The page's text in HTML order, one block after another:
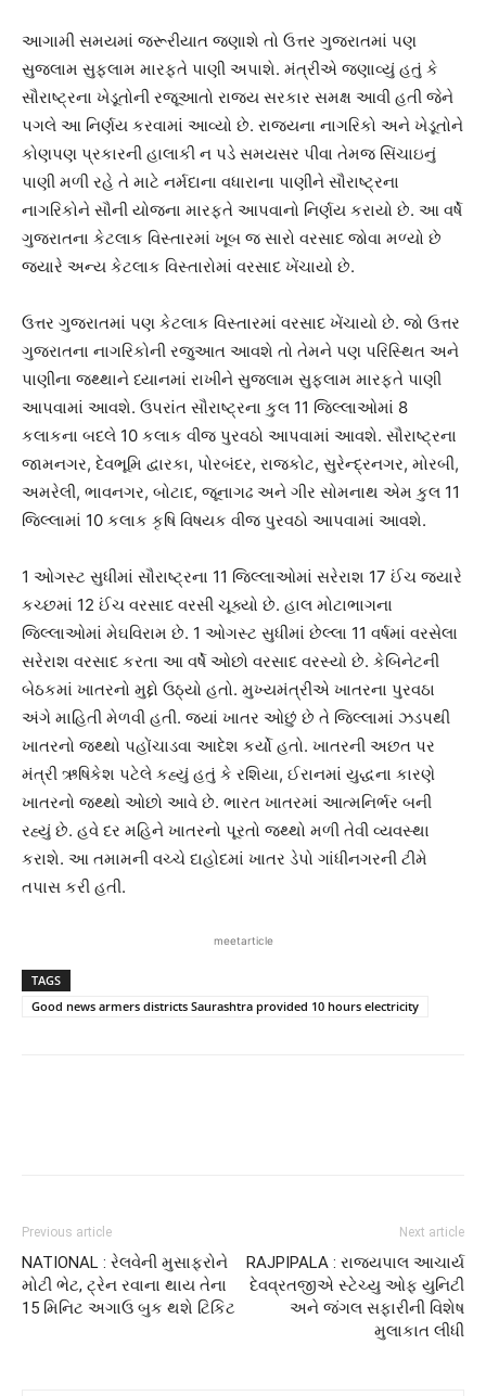
આગામી સમયમાં જરૂરીયાત જણાશે તો ઉત્તર ગુજરાતમાં પણ
સુજલામ સુફલામ મારફતે પાણી અપાશે. મંત્રીએ જણાવ્યું હતું કે
સૌરાષ્ટ્રના ખેડૂતોની રજૂઆતો રાજ્ય સરકાર સમક્ષ આવી હતી જેને
પગલે આ નિર્ણય કરવામાં આવ્યો છે. રાજ્યના નાગરિકો અને ખેડૂતોને
કોણપણ પ્રકારની હાલાકી ન પડે સમયસર પીવા તેમજ સિંચાઇનું
પાણી મળી રહે તે માટે નર્મદાના વધારાના પાણીને સૌરાષ્ટ્રના
નાગરિકોને સૌની યોજના મારફતે આપવાનો નિર્ણય કરાયો છે. આ વર્ષે
ગુજરાતના કેટલાક વિસ્તારમાં ખૂબ જ સારો વરસાદ જોવા મળ્યો છે
જ્યારે અન્ય કેટલાક વિસ્તારોમાં વરસાદ ખેંચાયો છે.
ઉત્તર ગુજરાતમાં પણ કેટલાક વિસ્તારમાં વરસાદ ખેંચાયો છે. જો ઉત્તર
ગુજરાતના નાગરિકોની રજુઆત આવશે તો તેમને પણ પરિસ્થિત અને
પાણીના જથ્થાને ધ્યાનમાં રાખીને સુજલામ સુફલામ મારફતે પાણી
આપવામાં આવશે. ઉપરાંત સૌરાષ્ટ્રના કુલ 11 જિલ્લાઓમાં 8
કલાકના બદલે 10 કલાક વીજ પુરવઠો આપવામાં આવશે. સૌરાષ્ટ્રના
જામનગર, દેવભૂમિ દ્વારકા, પોરબંદર, રાજકોટ, સુરેન્દ્રનગર, મોરબી,
અમરેલી, ભાવનગર, બોટાદ, જૂનાગઢ અને ગીર સોમનાથ એમ કુલ 11
જિલ્લામાં 10 કલાક કૃષિ વિષયક વીજ પુરવઠો આપવામાં આવશે.
1 ઓગસ્ટ સુધીમાં સૌરાષ્ટ્રના 11 જિલ્લાઓમાં સરેરાશ 17 ઈંચ જ્યારે
કચ્છમાં 12 ઈંચ વરસાદ વરસી ચૂક્યો છે. હાલ મોટાભાગના
જિલ્લાઓમાં મેઘવિરામ છે. 1 ઓગસ્ટ સુધીમાં છેલ્લા 11 વર્ષમાં વરસેલા
સરેરાશ વરસાદ કરતા આ વર્ષે ઓછો વરસાદ વરસ્યો છે. કેબિનેટની
બેઠકમાં ખાતરનો મુદ્દો ઉઠ્યો હતો. મુખ્યમંત્રીએ ખાતરના પુરવઠા
અંગે માહિતી મેળવી હતી. જ્યાં ખાતર ઓછું છે તે જિલ્લામાં ઝડપથી
ખાતરનો જથ્થો પહોંચાડવા આદેશ કર્યો હતો. ખાતરની અછત પર
મંત્રી ઋષિકેશ પટેલે કહ્યું હતું કે રશિયા, ઈરાનમાં યુદ્ધના કારણે
ખાતરનો જથ્થો ઓછો આવે છે. ભારત ખાતરમાં આત્મનિર્ભર બની
રહ્યું છે. હવે દર મહિને ખાતરનો પૂરતો જથ્થો મળી તેવી વ્યવસ્થા
કરાશે. આ તમામની વચ્ચે દાહોદમાં ખાતર ડેપો ગાંધીનગરની ટીમે
તપાસ કરી હતી.
meetarticle
TAGS
Good news armers districts Saurashtra provided 10 hours electricity
Previous article
NATIONAL : રેલવેની મુસાફરોને
મોટી ભેટ, ટ્રેન રવાના થાય તેના
15 મિનિટ અગાઉ બુક થશે ટિકિટ
Next article
RAJPIPALA : રાજ્યપાલ આચાર્ય
દેવવ્રતજીએ સ્ટેચ્યુ ઓફ યુનિટી
અને જંગલ સફારીની વિશેષ
મુલાકાત લીધી